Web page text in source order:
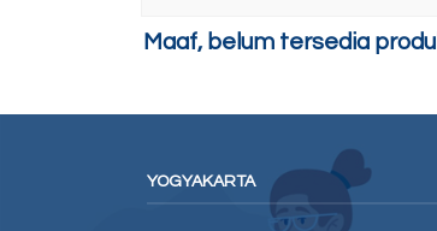
Maaf, belum tersedia
YOGYAKARTA